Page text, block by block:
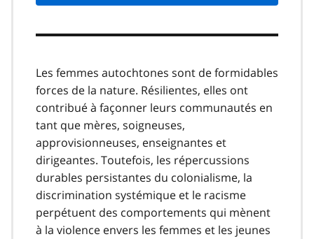
Les femmes autochtones sont de formidables
forces de la nature. Résilientes, elles ont
contribué à façonner leurs communautés en
tant que mères, soigneuses,
approvisionneuses, enseignantes et
dirigeantes. Toutefois, les répercussions
durables persistantes du colonialisme, la
discrimination systémique et le racisme
perpétuent des comportements qui mènent
à la violence envers les femmes et les jeunes